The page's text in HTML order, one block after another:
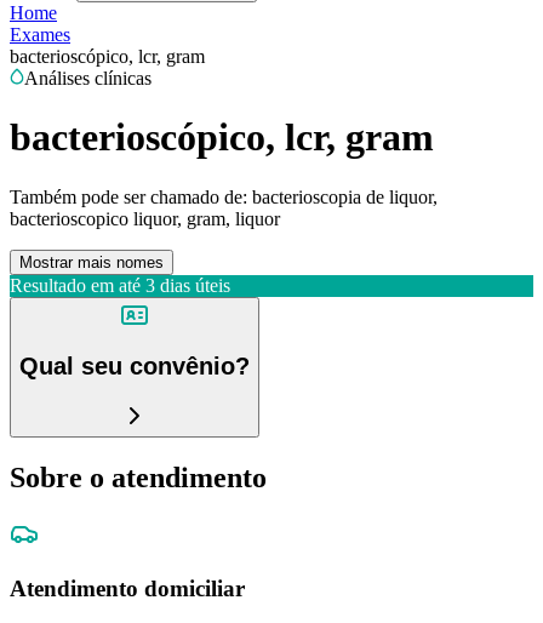
Home
Exames
bacterioscópico, lcr, gram
Análises clínicas
bacterioscópico, lcr, gram
Também pode ser chamado de: bacterioscopia de liquor,
bacterioscopico liquor, gram, liquor
Mostrar mais nomes
Resultado em até 3 dias úteis
Qual seu convênio?
Sobre o atendimento
Atendimento domiciliar